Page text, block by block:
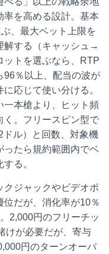
率を高める設計。基本
、最大ベット上限を
解する（キャッシュ→
ットを選ぶなら、RTP
96％以上、配当の波が
応じて使い分ける。
一本槍より、ヒット頻
く。フリースピン型で
ドル）と回数、対象機
たら規約範囲内でベ
る。
クジャックやビデオポ
だが、消化率が10％
2,000円のフリーチッ
けが必要だが、寄与
円のターンオーバ